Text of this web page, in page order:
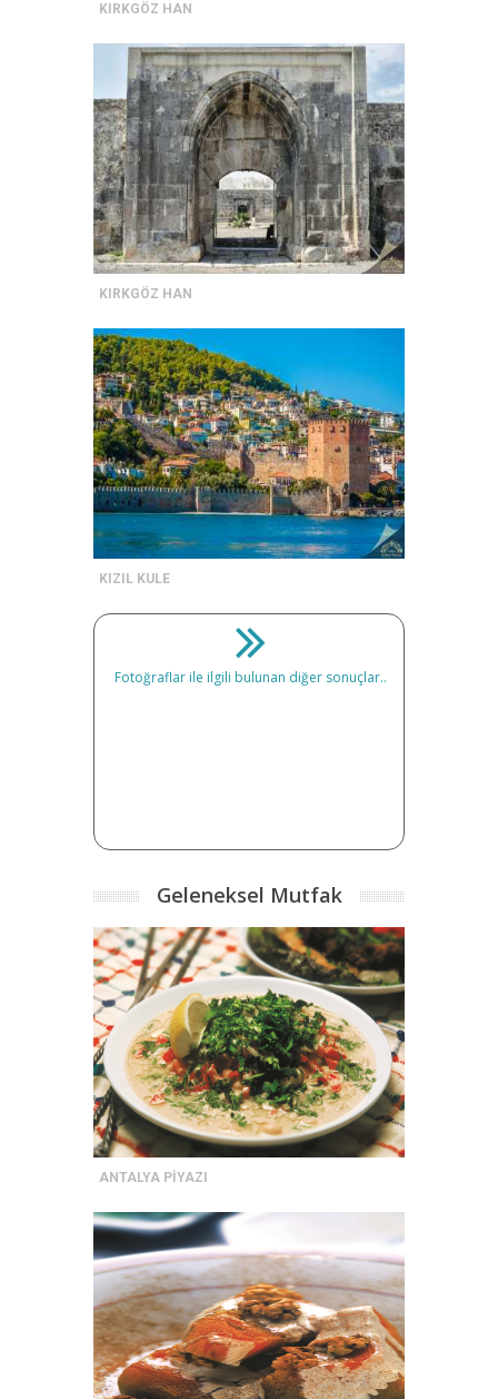
KIRKGÖZ HAN
KIRKGÖZ HAN
KIZIL KULE
Fotoğraflar ile ilgili bulunan diğer sonuçlar..
Geleneksel Mutfak
ANTALYA PİYAZI